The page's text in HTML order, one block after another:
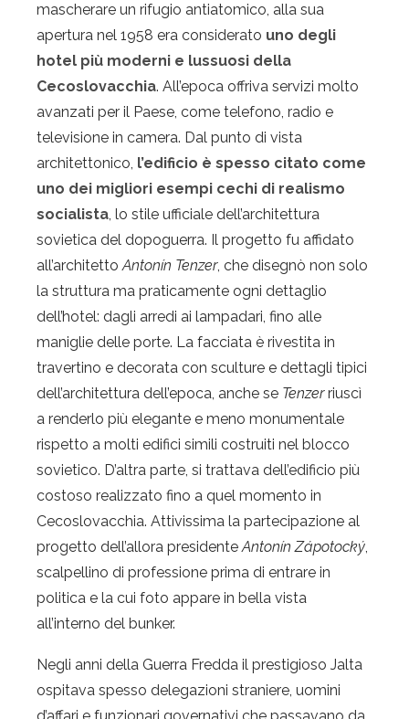
mascherare un rifugio antiatomico, alla sua
apertura nel 1958 era considerato uno degli
hotel più moderni e lussuosi della
Cecoslovacchia. All’epoca offriva servizi molto
avanzati per il Paese, come telefono, radio e
televisione in camera. Dal punto di vista
architettonico, l’edificio è spesso citato come
uno dei migliori esempi cechi di realismo
socialista, lo stile ufficiale dell’architettura
sovietica del dopoguerra. Il progetto fu affidato
all’architettoAntonín Tenzer, che disegnò non solo
la struttura ma praticamente ogni dettaglio
dell’hotel: dagli arredi ai lampadari, fino alle
maniglie delle porte. La facciata è rivestita in
travertino e decorata con sculture e dettagli tipici
dell’architettura dell’epoca, anche se Tenzerriuscì
a renderlo più elegante e meno monumentale
rispetto a molti edifici simili costruiti nel blocco
sovietico. D’altra parte, si trattava dell’edificio più
costoso realizzato fino a quel momento in
Cecoslovacchia. Attivissima la partecipazione al
progetto dell’allora presidenteAntonín Zápotocký,
scalpellino di professione prima di entrare in
politica e la cui foto appare in bella vista
all’interno del bunker.
Negli anni della Guerra Fredda il prestigioso Jalta
ospitava spesso delegazioni straniere, uomini